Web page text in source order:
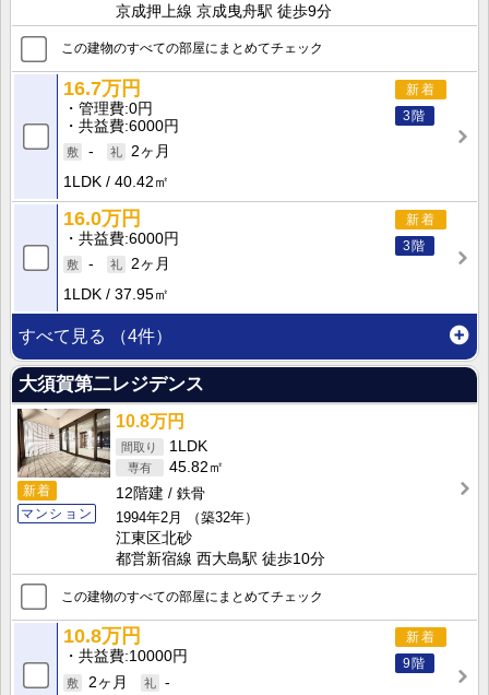
京成押上線 京成曳舟駅 徒歩9分
この建物のすべての部屋にまとめてチェック
新着
3階
16.7万円
管理費 0円
共益費 6000円
-
2ヶ月
1LDK
40.42㎡
新着
3階
16.0万円
共益費 6000円
-
2ヶ月
1LDK
37.95㎡
すべて見る （4件）
大須賀第二レジデンス
新着
マンション
10.8万円
1LDK
45.82㎡
12階建
鉄骨
1994年2月
（築32年）
江東区北砂
都営新宿線 西大島駅 徒歩10分
この建物のすべての部屋にまとめてチェック
新着
9階
10.8万円
共益費 10000円
2ヶ月
-